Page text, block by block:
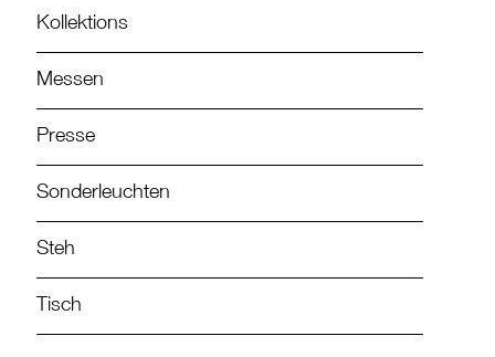
Kollektions
Messen
Presse
Sonderleuchten
Steh
Tisch